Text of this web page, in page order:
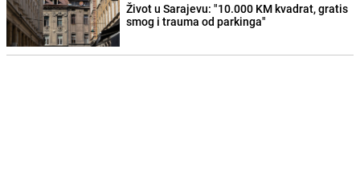
Život u Sarajevu: "10.000 KM kvadrat, gratis
smog i trauma od parkinga"